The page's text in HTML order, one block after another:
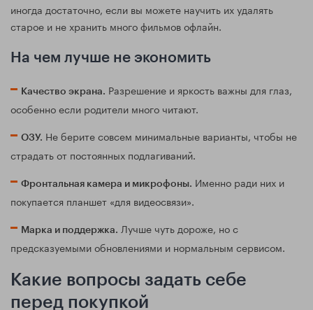
иногда достаточно, если вы можете научить их удалять
старое и не хранить много фильмов офлайн.
На чем лучше не экономить
Качество экрана. Разрешение и яркость важны для глаз,
особенно если родители много читают.
ОЗУ. Не берите совсем минимальные варианты, чтобы не
страдать от постоянных подлагиваний.
Фронтальная камера и микрофоны. Именно ради них и
покупается планшет «для видеосвязи».
Марка и поддержка. Лучше чуть дороже, но с
предсказуемыми обновлениями и нормальным сервисом.
Какие вопросы задать себе
перед покупкой